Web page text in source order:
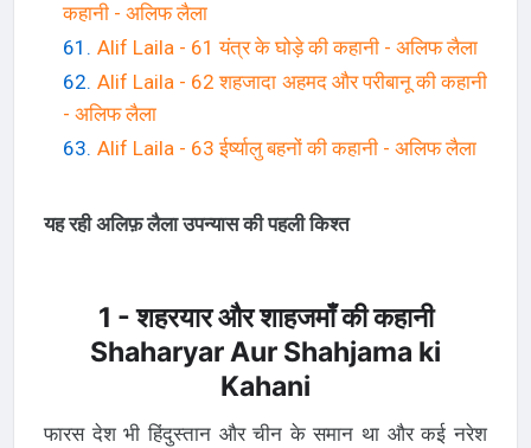
कहानी - अलिफ लैला
Alif Laila - 61 यंत्र के घोड़े की कहानी - अलिफ लैला
Alif Laila - 62 शहजादा अहमद और परीबानू की कहानी
- अलिफ लैला
Alif Laila - 63 ईर्ष्यालु बहनों की कहानी - अलिफ लैला
यह रही अलिफ़ लैला उपन्यास की पहली किश्त
1 - शहरयार और शाहजमाँ की कहानी
Shaharyar Aur Shahjama ki
Kahani
फारस देश भी हिंदुस्तान और चीन के समान था और कई नरेश